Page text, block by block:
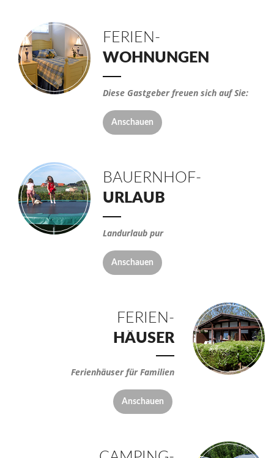
FERIEN-
WOHNUNGEN
Diese Gastgeber freuen sich auf Sie:
Anschauen
BAUERNHOF-
URLAUB
Landurlaub pur
Anschauen
FERIEN-
HÄUSER
Ferienhäuser für Familien
Anschauen